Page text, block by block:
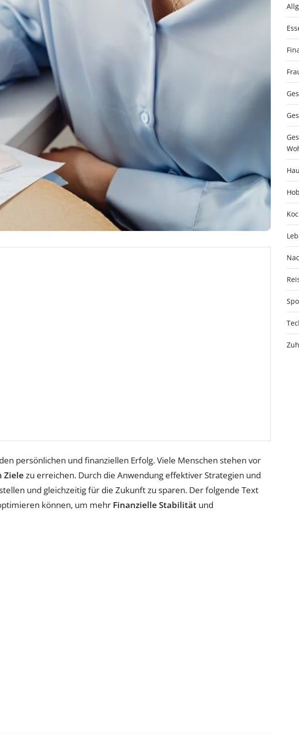
persönlichen und finanziellen Erfolg. Viele Menschen stehen vor
Ziele zu erreichen. Durch die Anwendung effektiver Strategien und
und gleichzeitig für die Zukunft zu sparen. Der folgende Text
können, um mehr Finanzielle Stabilität und